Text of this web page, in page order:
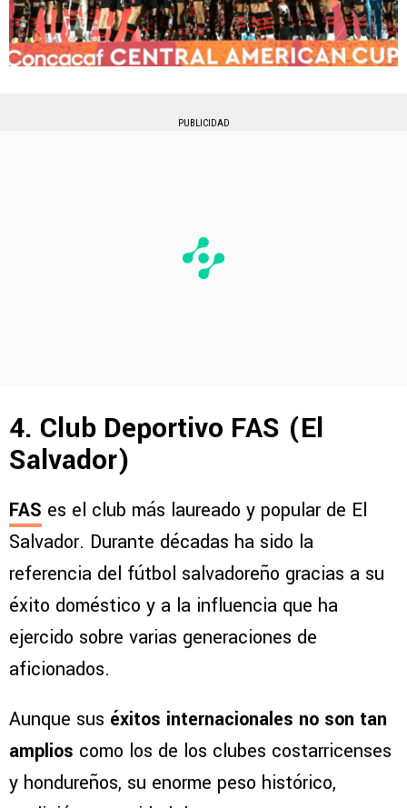
PUBLICIDAD
4. Club Deportivo FAS (El
Salvador)
FAS es el club más laureado y popular de El
Salvador. Durante décadas ha sido la
referencia del fútbol salvadoreño gracias a su
éxito doméstico y a la influencia que ha
ejercido sobre varias generaciones de
aficionados.
Aunque sus éxitos internacionales no son tan
amplios como los de los clubes costarricenses
y hondureños, su enorme peso histórico,